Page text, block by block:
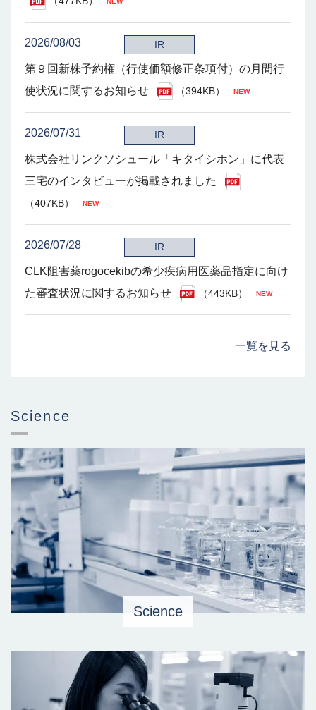
2026/08/03 IR
第９回新株予約権（行使価額修正条項付）の月間行
使状況に関するお知らせ
（394KB）
2026/07/31 IR
株式会社リンクソシュール「キタイシホン」に代表
三宅のインタビューが掲載されました
（407KB）
2026/07/28 IR
CLK阻害薬rogocekibの希少疾病用医薬品指定に向け
た審査状況に関するお知らせ
（443KB）
一覧を見る
Science
Science